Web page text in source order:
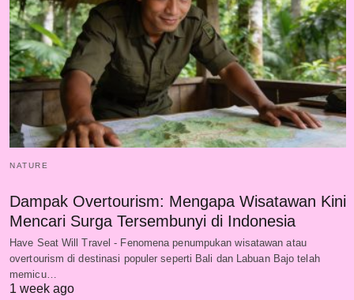
NATURE
Dampak Overtourism: Mengapa Wisatawan Kini
Mencari Surga Tersembunyi di Indonesia
Have Seat Will Travel - Fenomena penumpukan wisatawan atau
overtourism di destinasi populer seperti Bali dan Labuan Bajo telah
memicu…
1 week ago